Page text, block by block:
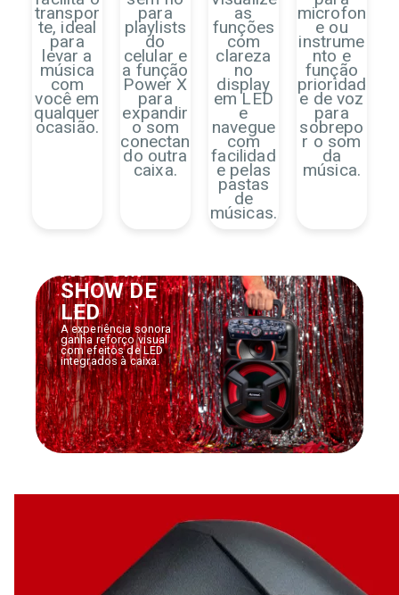
transpor
te, ideal
para
levar a
música
com
você em
qualquer
ocasião.
para
playlists
do
celular e
a função
Power X
para
expandir
o som
conectan
do outra
caixa.
as
funções
com
clareza
no
display
em LED
e
navegue
com
facilidad
e pelas
pastas
de
músicas.
microfon
e ou
instrume
nto e
função
prioridad
e de voz
para
sobrepo
r o som
da
música.
ÃO COM
SHOW DE
LED
A experiência sonora
ganha reforço visual
com efeitos de LED
integrados à caixa.